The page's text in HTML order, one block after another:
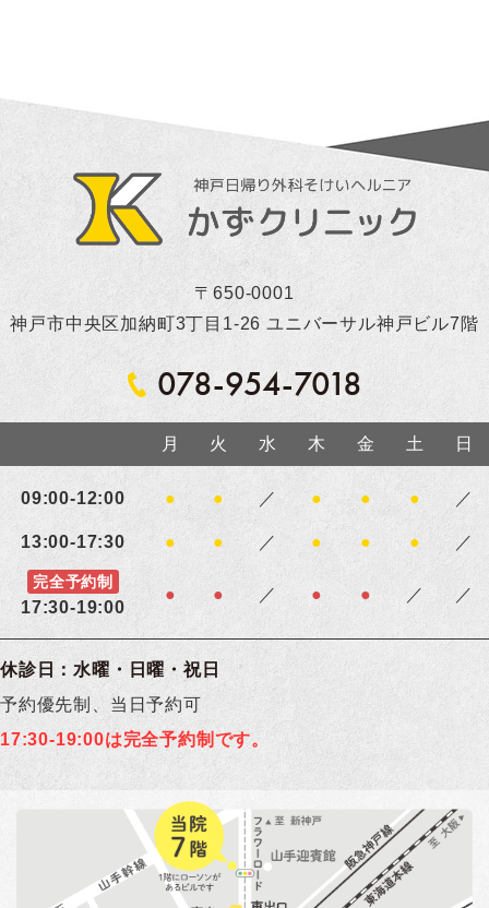
〒650-0001
神戸市中央区加納町3丁目1-26 ユニバーサル神戸ビル7階
078-954-7018
月 火 水 木 金 土 日
09:00-12:00 ● ● ／ ● ● ● ／
13:00-17:30 ● ● ／ ● ● ● ／
完全予約制
17:30-19:00
● ● ／ ● ● ／ ／
休診日：水曜・日曜・祝日
予約優先制、当日予約可
17:30-19:00は完全予約制です。